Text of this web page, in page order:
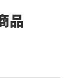
品